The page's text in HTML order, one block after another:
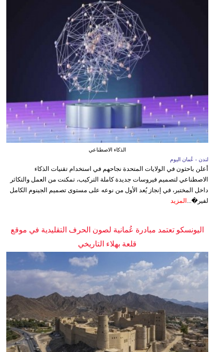
الذكاء الاصطناعي
لندن - عُمان اليوم
أعلن باحثون في الولايات المتحدة نجاحهم في استخدام تقنيات الذكاء
الاصطناعي لتصميم فيروسات جديدة كاملة التركيب، تمكنت من العمل والتكاثر
داخل المختبر، في إنجاز يُعد الأول من نوعه على مستوى تصميم الجينوم الكامل
لفير�...
المزيد
اليونسكو تعتمد مبادرة عُمانية لصون الحرف التقليدية في موقع
قلعة بهلاء التاريخي